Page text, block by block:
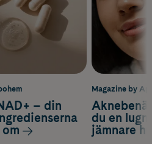
Magazine by
du en
jämnare
– din